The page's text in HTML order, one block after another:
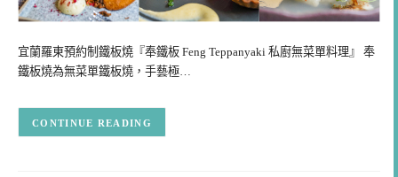
宜蘭羅東預約制鐵板燒『奉鐵板 Feng Teppanyaki 私廚無菜單料理』 奉
鐵板燒為無菜單鐵板燒，手藝極…
CONTINUE READING